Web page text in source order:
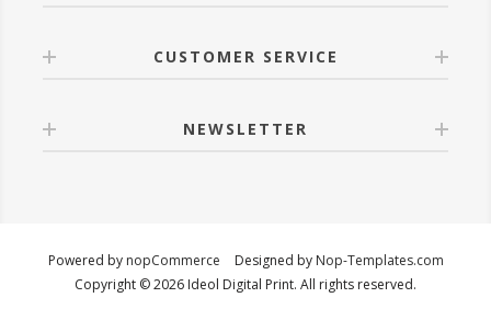
CUSTOMER SERVICE
NEWSLETTER
Powered by nopCommerce Designed by Nop-Templates.com
Copyright © 2026 Ideol Digital Print. All rights reserved.